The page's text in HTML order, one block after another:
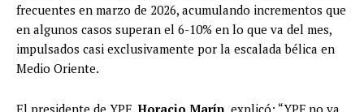
frecuentes en marzo de 2026, acumulando incrementos que
en algunos casos superan el 6-10% en lo que va del mes,
impulsados casi exclusivamente por la escalada bélica en
Medio Oriente.